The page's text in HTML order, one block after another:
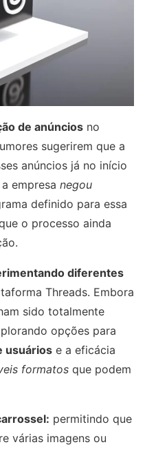
de anúncios no
sugerirem que a
anúncios já no início
empresa negou
definido para essa
o processo ainda
diferentes
Threads. Embora
sido totalmente
opções para
usuários e a eficácia
formatos que podem
permitindo que
várias imagens ou